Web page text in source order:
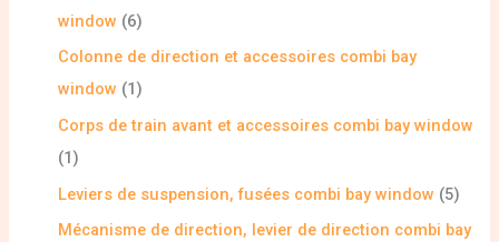
window
6
Colonne de direction et accessoires combi bay
window
1
Corps de train avant et accessoires combi bay window
1
Leviers de suspension, fusées combi bay window
5
Mécanisme de direction, levier de direction combi bay